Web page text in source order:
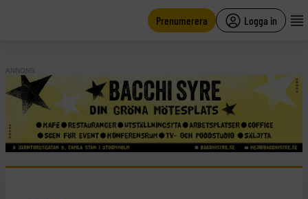
Prenumerera Logga in
ANNONS